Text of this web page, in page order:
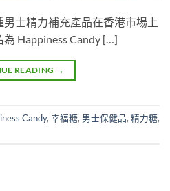
士精力補充產品在香港市場上
Happiness Candy […]
READING →
Candy, 幸福糖, 男士保健品, 精力糖,